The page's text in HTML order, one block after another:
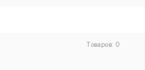
Товаров: 0